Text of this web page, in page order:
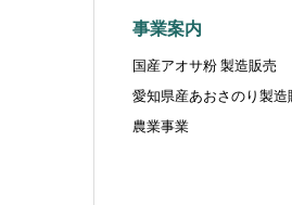
事業案内
国産アオサ粉 製造販売
愛知県産あおさのり製造
農業事業